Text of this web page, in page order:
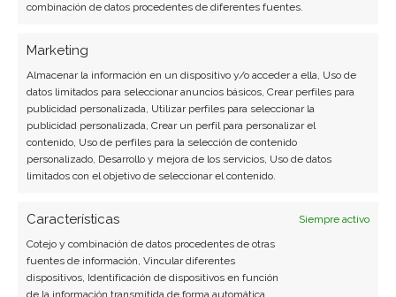
combinación de datos procedentes de diferentes fuentes.
Marketing
Almacenar la información en un dispositivo y/o acceder a ella, Uso de
datos limitados para seleccionar anuncios básicos, Crear perfiles para
publicidad personalizada, Utilizar perfiles para seleccionar la
publicidad personalizada, Crear un perfil para personalizar el
contenido, Uso de perfiles para la selección de contenido
personalizado, Desarrollo y mejora de los servicios, Uso de datos
limitados con el objetivo de seleccionar el contenido.
Características
Siempre activo
Cotejo y combinación de datos procedentes de otras
fuentes de información, Vincular diferentes
dispositivos, Identificación de dispositivos en función
de la información transmitida de forma automática.
histórico en producción de
crudo
La petrolera brasileña Petrobras está marcando un
antes y un después en el sector energético
mundial. Durante el tercer trimestre, la compañía
de barriles diarios de petróleo equivalente. Este
extraordinario volumen ha generado un notable
movimiento en el valor bursátil de la…